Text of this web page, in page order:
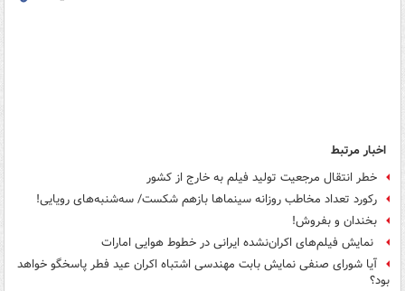
اخبار مرتبط
خطر انتقال مرجعیت تولید فیلم به خارج از کشور
رکورد تعداد مخاطب روزانه سینماها بازهم شکست/ سه‌شنبه‌های رویایی!
بخندان و بفروش!
نمایش فیلم‌های اکران‌نشده ایرانی در خطوط هوایی امارات
آیا شورای صنفی نمایش بابت مهندسی اشتباه اکران عید فطر پاسخگو خواهد
بود؟